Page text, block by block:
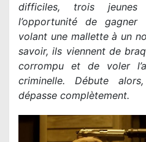
difficiles, trois
l’opportunité de gagner
volant une mallette à un
savoir, ils viennent de
corrompu et de voler
criminelle. Débute
dépasse complètement.